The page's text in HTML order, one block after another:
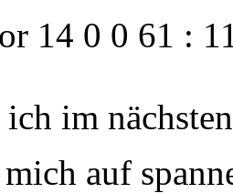
14 0 0 61 :
im
auf